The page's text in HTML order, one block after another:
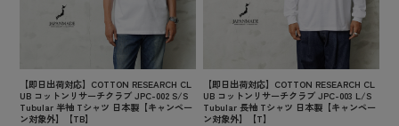
【即日出荷対応】COTTON RESEARCH CL
UB コットンリサーチクラブ JPC-002 S/S
Tubular 半袖 Tシャツ 日本製【キャンペー
ン対象外】【TB】
【即日出荷対応】COTTON RESEARCH CL
UB コットンリサーチクラブ JPC-003 L/S
Tubular 長袖 Tシャツ 日本製【キャンペー
ン対象外】【T】